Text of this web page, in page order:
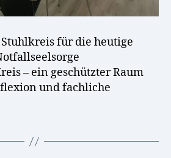
für die heutige
– ein geschützter Raum
und fachliche